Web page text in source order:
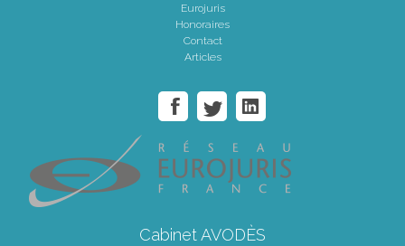
Eurojuris
Honoraires
Contact
Articles
Cabinet AVODÈS